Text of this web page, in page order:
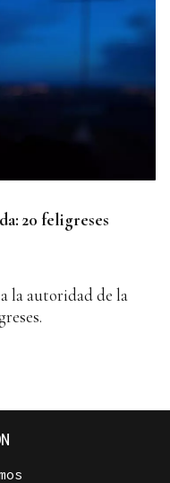
20 feligreses
la autoridad de la